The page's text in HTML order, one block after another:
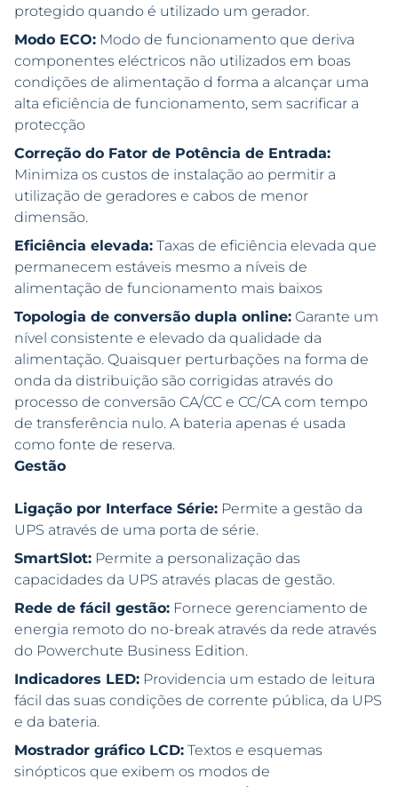
protegido quando é utilizado um gerador.
Modo ECO: Modo de funcionamento que deriva
componentes eléctricos não utilizados em boas
condições de alimentação d forma a alcançar uma
alta eficiência de funcionamento, sem sacrificar a
protecção
Correção do Fator de Potência de Entrada:
Minimiza os custos de instalação ao permitir a
utilização de geradores e cabos de menor
dimensão.
Eficiência elevada: Taxas de eficiência elevada que
permanecem estáveis mesmo a níveis de
alimentação de funcionamento mais baixos
Topologia de conversão dupla online: Garante um
nível consistente e elevado da qualidade da
alimentação. Quaisquer perturbações na forma de
onda da distribuição são corrigidas através do
processo de conversão CA/CC e CC/CA com tempo
de transferência nulo. A bateria apenas é usada
como fonte de reserva.
Gestão
Ligação por Interface Série: Permite a gestão da
UPS através de uma porta de série.
SmartSlot: Permite a personalização das
capacidades da UPS através placas de gestão.
Rede de fácil gestão: Fornece gerenciamento de
energia remoto do no-break através da rede através
do Powerchute Business Edition.
Indicadores LED: Providencia um estado de leitura
fácil das suas condições de corrente pública, da UPS
e da bateria.
Mostrador gráfico LCD: Textos e esquemas
sinópticos que exibem os modos de